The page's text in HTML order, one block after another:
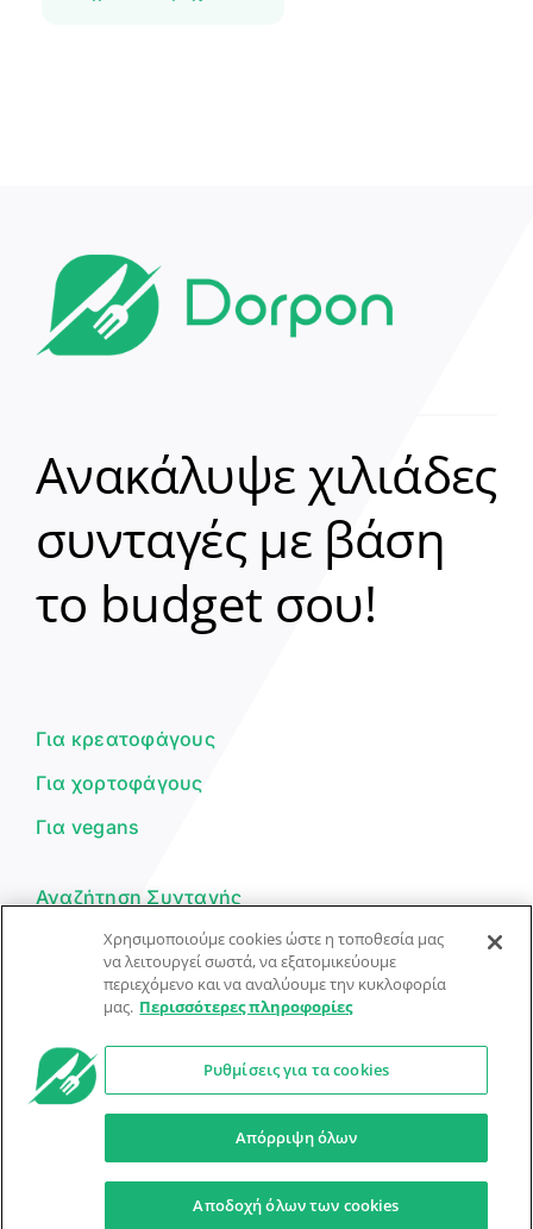
Ανακάλυψε χιλιάδες
συνταγές με βάση
το budget σου!
Για κρεατοφάγους
Για χορτοφάγους
Για vegans
Αναζήτηση Συνταγής
Υποβολή Συνταγής
Φόρμα Επικοινωνίας
© Dorpon • Μηχανή αναζήτησης για …καλοφαγάδες!
Προστασία Προσωπικών Δεδομένων Όροι Xρήσης
Ο βοηθός μπορεί να κάνει λάθη — ελέγξτε τις συνταγές.
Χρησιμοποιούμε cookies ώστε η τοποθεσία μας
να λειτουργεί σωστά, να εξατομικεύουμε
περιεχόμενο και να αναλύουμε την κυκλοφορία
μας. Περισσότερες πληροφορίες
Ρυθμίσεις για τα cookies
Απόρριψη όλων
Αποδοχή όλων των cookies